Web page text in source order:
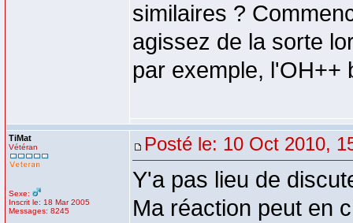
similaires ?
agissez de la sorte
par exemple, l'OH++
TiMat
Vétéran
Sexe:
Inscrit le: 18 Mar 2005
Messages: 8245
Posté le: 10 Oct 2010,
Y'a pas lieu de
Ma réaction peut en